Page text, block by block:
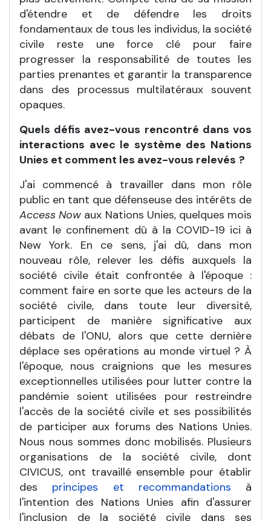
d'étendre et de défendre les droits
fondamentaux de tous les individus, la société
civile reste une force clé pour faire
progresser la responsabilité de toutes les
parties prenantes et garantir la transparence
dans des processus multilatéraux souvent
opaques.
Quels défis avez-vous rencontré dans vos
interactions avec le système des Nations
Unies et comment les avez-vous relevés ?
J'ai commencé à travailler dans mon rôle
public en tant que défenseuse des intérêts de
Access Now aux Nations Unies, quelques mois
avant le confinement dû à la COVID-19 ici à
New York. En ce sens, j'ai dû, dans mon
nouveau rôle, relever les défis auxquels la
société civile était confrontée à l'époque :
comment faire en sorte que les acteurs de la
société civile, dans toute leur diversité,
participent de manière significative aux
débats de l'ONU, alors que cette dernière
déplace ses opérations au monde virtuel ? À
l'époque, nous craignions que les mesures
exceptionnelles utilisées pour lutter contre la
pandémie soient utilisées pour restreindre
l'accès de la société civile et ses possibilités
de participer aux forums des Nations Unies.
Nous nous sommes donc mobilisés. Plusieurs
organisations de la société civile, dont
CIVICUS, ont travaillé ensemble pour établir
des principes et recommandations à
l'intention des Nations Unies afin d'assurer
l'inclusion de la société civile dans ses